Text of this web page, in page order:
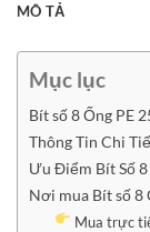
MÔ TẢ
Mục lục
Bít số 8 Ống PE
Thông Tin Chi
Ưu Điểm Bít Số 8
Nơi mua Bít số 8
Mua trực